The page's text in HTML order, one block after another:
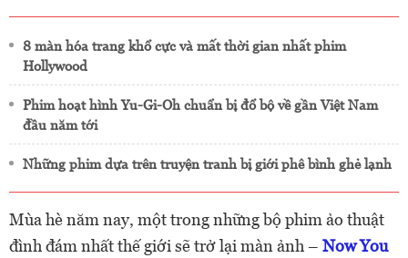
8 màn hóa trang khổ cực và mất thời gian nhất phim
Hollywood
Phim hoạt hình Yu-Gi-Oh chuẩn bị đổ bộ về gần Việt Nam
đầu năm tới
Những phim dựa trên truyện tranh bị giới phê bình ghẻ lạnh
Mùa hè năm nay, một trong những bộ phim ảo thuật
đình đám nhất thế giới sẽ trở lại màn ảnh – Now You